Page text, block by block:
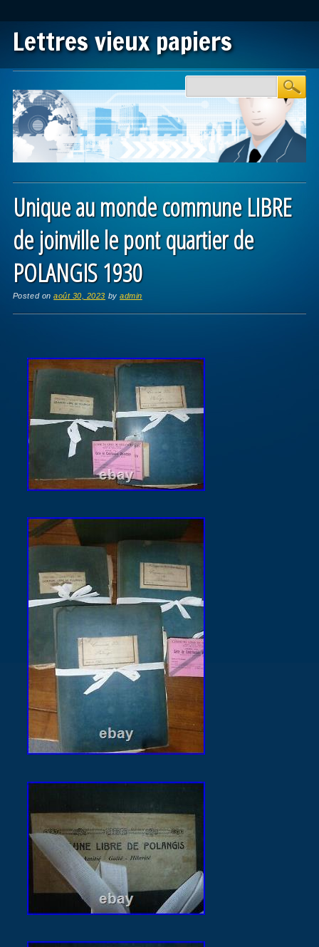
Lettres vieux papiers
Main menu
Unique au monde commune LIBRE
de joinville le pont quartier de
POLANGIS 1930
Posted onaoût 30, 2023 byadmin